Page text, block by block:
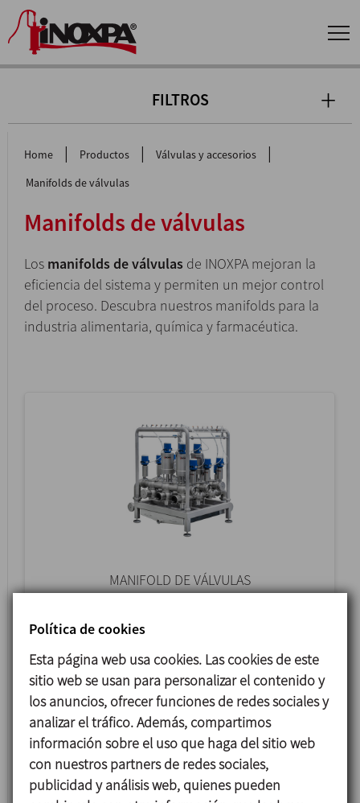
FILTROS
Home | Productos | Válvulas y accesorios |
Manifolds de válvulas
Manifolds de válvulas
Los manifolds de válvulas de INOXPA mejoran la
eficiencia del sistema y permiten un mejor control
del proceso. Descubra nuestros manifolds para la
industria alimentaria, química y farmacéutica.
MANIFOLD DE VÁLVULAS
Política de cookies
Esta página web usa cookies. Las cookies de este
sitio web se usan para personalizar el contenido y
los anuncios, ofrecer funciones de redes sociales y
analizar el tráfico. Además, compartimos
información sobre el uso que haga del sitio web
con nuestros partners de redes sociales,
publicidad y análisis web, quienes pueden